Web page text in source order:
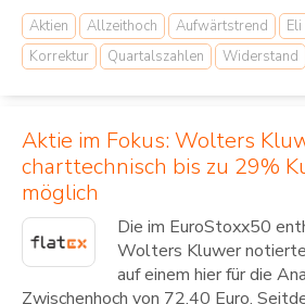
Aktien Allzeithoch Aufwärtstrend
Korrektur
Quartalszahlen Widerstand
Aktie im Fokus: Wolters
charttechnisch bis zu 29%
möglich
Die im EuroStoxx50
Wolters Kluwer
auf einem hier für die
Zwischenhoch von 72,40 Euro.